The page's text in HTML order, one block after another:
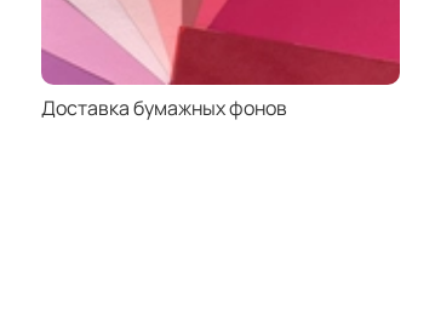
Доставка бумажных фонов